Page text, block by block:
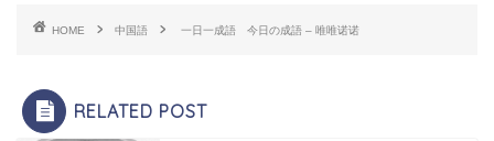
HOME 中国語 一日一成語 今日の成語 – 唯唯诺诺
RELATED POST